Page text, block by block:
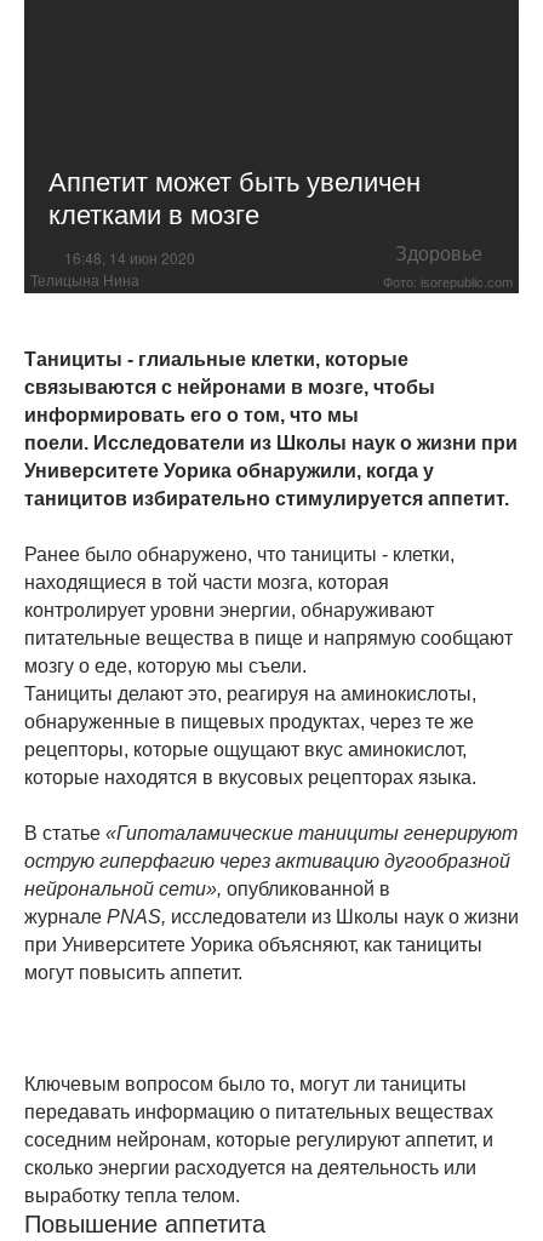
Аппетит может быть увеличен
клетками в мозге
16:48, 14 июн 2020 Здоровье
Телицына Нина Фото: isorepublic.com
Танициты - глиальные клетки, которые
связываются с нейронами в мозге, чтобы
информировать его о том, что мы
поели. Исследователи из Школы наук о жизни при
Университете Уорика обнаружили, когда у
таницитов избирательно стимулируется аппетит.
Ранее было обнаружено, что танициты - клетки,
находящиеся в той части мозга, которая
контролирует уровни энергии, обнаруживают
питательные вещества в пище и напрямую сообщают
мозгу о еде, которую мы съели.
Танициты делают это, реагируя на аминокислоты,
обнаруженные в пищевых продуктах, через те же
рецепторы, которые ощущают вкус аминокислот,
которые находятся в вкусовых рецепторах языка.
В статье «Гипоталамические танициты генерируют
острую гиперфагию через активацию дугообразной
нейрональной сети», опубликованной в
журнале PNAS, исследователи из Школы наук о жизни
при Университете Уорика объясняют, как танициты
могут повысить аппетит.
Ключевым вопросом было то, могут ли танициты
передавать информацию о питательных веществах
соседним нейронам, которые регулируют аппетит, и
сколько энергии расходуется на деятельность или
выработку тепла телом.
Повышение аппетита